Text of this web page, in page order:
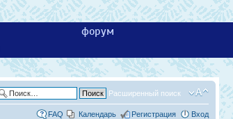
форум
Расширенный поиск
FAQ Календарь Регистрация Вход